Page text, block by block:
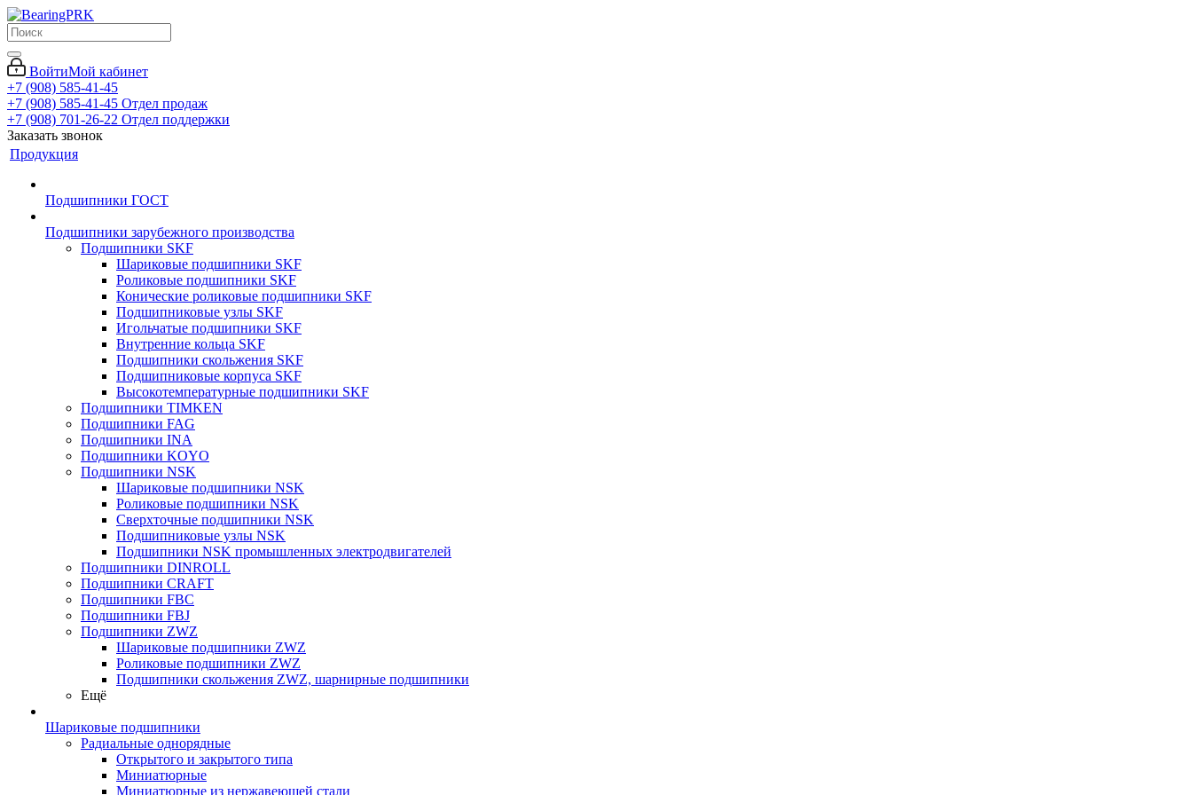
ВойтиМой кабинет
+7 (908) 585-41-45
+7 (908) 585-41-45 Отдел продаж
+7 (908) 701-26-22 Отдел поддержки
Заказать звонок
Продукция
Подшипники ГОСТ
Подшипники зарубежного производства
Подшипники SKF
Шариковые подшипники SKF
Роликовые подшипники SKF
Конические роликовые подшипники SKF
Подшипниковые узлы SKF
Игольчатые подшипники SKF
Внутренние кольца SKF
Подшипники скольжения SKF
Подшипниковые корпуса SKF
Высокотемпературные подшипники SKF
Подшипники TIMKEN
Подшипники FAG
Подшипники INA
Подшипники KOYO
Подшипники NSK
Шариковые подшипники NSK
Роликовые подшипники NSK
Сверхточные подшипники NSK
Подшипниковые узлы NSK
Подшипники NSK промышленных электродвигателей
Подшипники DINROLL
Подшипники CRAFT
Подшипники FBC
Подшипники FBJ
Подшипники ZWZ
Шариковые подшипники ZWZ
Роликовые подшипники ZWZ
Подшипники скольжения ZWZ, шарнирные подшипники
Ещё
Шариковые подшипники
Радиальные однорядные
Открытого и закрытого типа
Миниатюрные
Миниатюрные из нержавеющей стали